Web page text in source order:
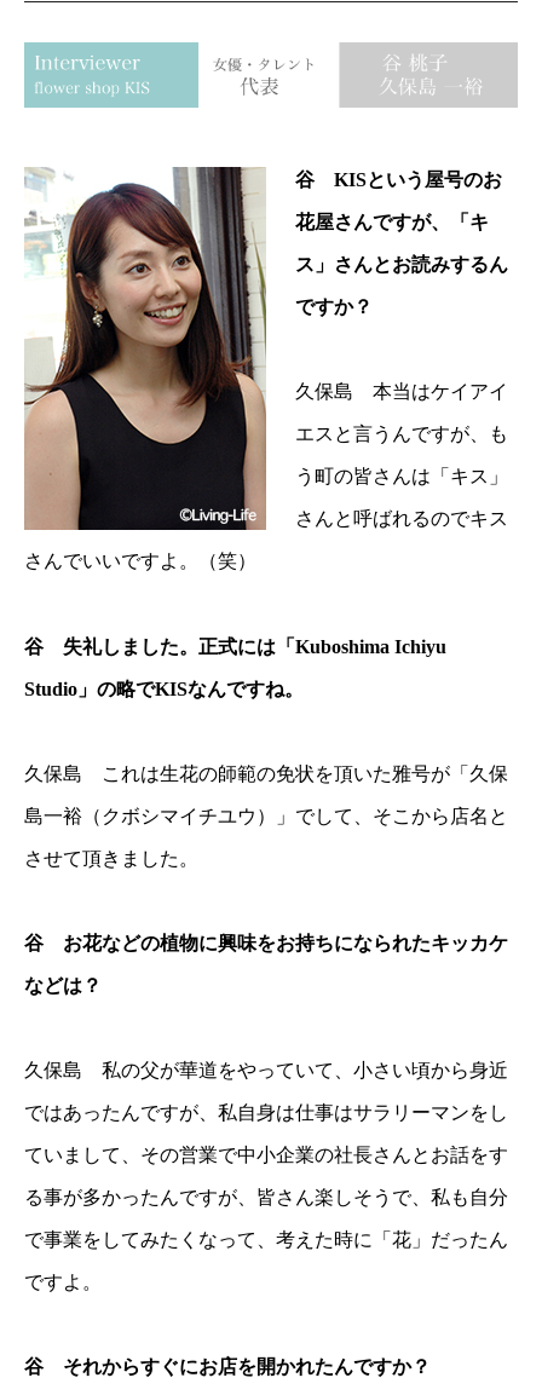
谷 KISという屋号のお
花屋さんですが、「キ
ス」さんとお読みするん
ですか？
久保島 本当はケイアイ
エスと言うんですが、も
う町の皆さんは「キス」
さんと呼ばれるのでキス
さんでいいですよ。（笑）
谷 失礼しました。正式には「Kuboshima Ichiyu
Studio」の略でKISなんですね。
久保島 これは生花の師範の免状を頂いた雅号が「久保
島一裕（クボシマイチユウ）」でして、そこから店名と
させて頂きました。
谷 お花などの植物に興味をお持ちになられたキッカケ
などは？
久保島 私の父が華道をやっていて、小さい頃から身近
ではあったんですが、私自身は仕事はサラリーマンをし
ていまして、その営業で中小企業の社長さんとお話をす
る事が多かったんですが、皆さん楽しそうで、私も自分
で事業をしてみたくなって、考えた時に「花」だったん
ですよ。
谷 それからすぐにお店を開かれたんですか？